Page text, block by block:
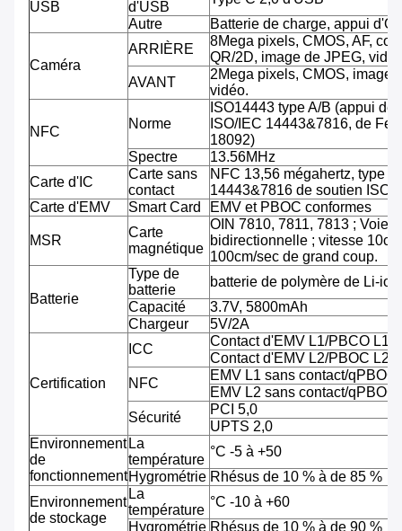
USB
d'USB
Autre
Batterie de charge, appui
Caméra
ARRIÈRE
8Mega pixels, CMOS, AF,
QR/2D, image de JPEG,
AVANT
2Mega pixels, CMOS, image
vidéo.
NFC
Norme
ISO14443 type A/B (appui de
ISO/IEC 14443&7816, de
18092)
Spectre
13.56MHz
Carte d'IC
Carte sans
contact
NFC 13,56 mégahertz, type
14443&7816 de soutien ISO/
Carte d'EMV
Smart Card EMV et PBOC conformes
MSR
Carte
magnétique
OIN 7810, 7811, 7813 ; Voie
bidirectionnelle ; vitesse
100cm/sec de grand coup.
Batterie
Type de
batterie
batterie de polymère de Li-ion
Capacité
3.7V, 5800mAh
Chargeur
5V/2A
Certification
ICC
Contact d'EMV L1/PBCO L1
Contact d'EMV L2/PBOC L2
NFC
EMV L1 sans contact/qPBOC
EMV L2 sans contact/qPBOC
Sécurité
PCI 5,0
UPTS 2,0
Environnement
de
fonctionnement
La
température
°C -5 à +50
Hygrométrie Rhésus de 10 % à de 85 %
Environnement
de stockage
La
température
°C -10 à +60
Hygrométrie Rhésus de 10 % à de 90 %